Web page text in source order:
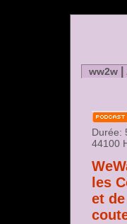
ww2w
Durée:
44100
les
et